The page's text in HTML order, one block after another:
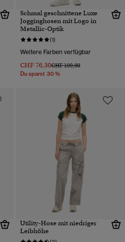
Schmal geschnittene Luxe
Jogginghosen mit Logo in
Metallic-Optik
(1)
Weitere Farben verfügbar
CHF 76,30Preis wurde reduziert von
CHF 109,00bis
Du sparst 30 %
Utility-Hose mit niedriger
Leibhöhe